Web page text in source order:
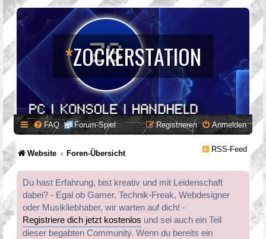
*ZOCKERSTATION
FAQ Forum-Spiel Anmelden
Registrieren
Website Foren-Übersicht RSS-Feed
Du hast Erfahrung, bist kreativ und mit Leidenschaft
dabei? - Egal ob Gamer, Technik-Freak, Webdesigner
oder Musikliebhaber, wir warten auf dich! -
Registriere dich jetzt kostenlos und sei auch ein Teil
dieser begabten Community. Wenn du bereits ein